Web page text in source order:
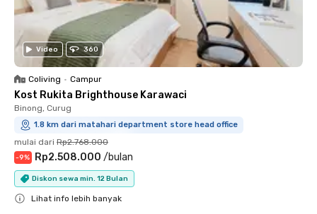
Video 360
Coliving • Campur
Kost Rukita Brighthouse Karawaci
Binong, Curug
1.8 km dari matahari department store head office
mulai dari Rp2.768.000
-9% Rp2.508.000 /bulan
Diskon sewa min. 12 Bulan
Lihat info lebih banyak